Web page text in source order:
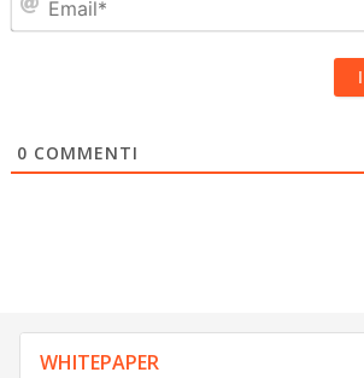
0 COMMENTI
WHITEPAPER